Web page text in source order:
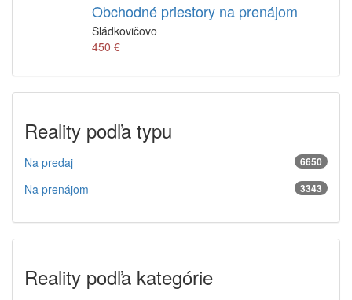
Obchodné priestory na prenájom
Sládkovičovo
450 €
Reality podľa typu
6650
Na predaj
3343
Na prenájom
Reality podľa kategórie